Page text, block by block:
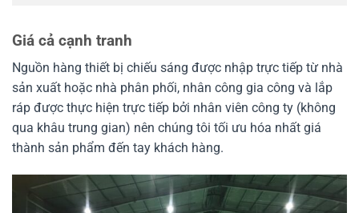
Giá cả cạnh tranh
Nguồn hàng thiết bị chiếu sáng được nhập trực tiếp từ nhà
sản xuất hoặc nhà phân phối, nhân công gia công và lắp
ráp được thực hiện trực tiếp bởi nhân viên công ty (không
qua khâu trung gian) nên chúng tôi tối ưu hóa nhất giá
thành sản phẩm đến tay khách hàng.